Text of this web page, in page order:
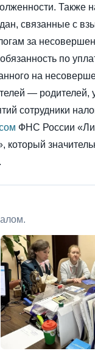
Также
связанные с
за
по
на
— родителей,
сотрудники
ФНС России
который